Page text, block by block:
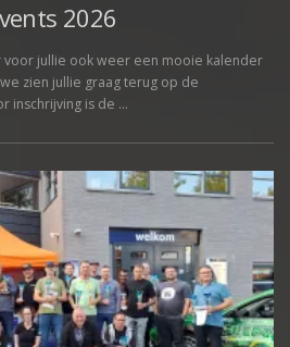
2026
voor jullie ook weer een mooie kalender
zien jullie graag terug op de
inschrijving is de …